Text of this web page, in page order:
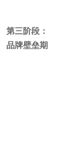
第三阶段：
品牌壁垒期